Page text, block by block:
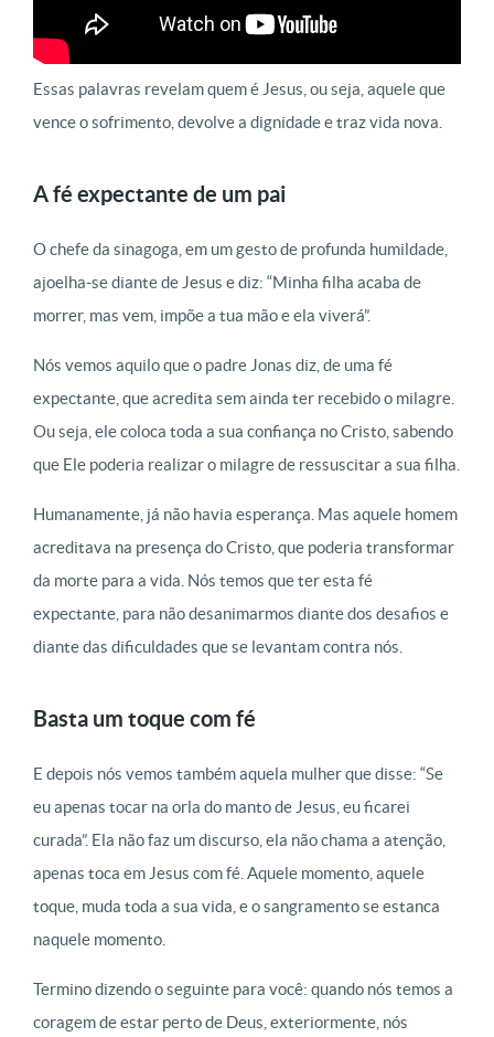
Essas palavras revelam quem é Jesus, ou seja, aquele que
vence o sofrimento, devolve a dignidade e traz vida nova.
A fé expectante de um pai
O chefe da sinagoga, em um gesto de profunda humildade,
ajoelha-se diante de Jesus e diz: “Minha filha acaba de
morrer, mas vem, impõe a tua mão e ela viverá”.
Nós vemos aquilo que o padre Jonas diz, de uma fé
expectante, que acredita sem ainda ter recebido o milagre.
Ou seja, ele coloca toda a sua confiança no Cristo, sabendo
que Ele poderia realizar o milagre de ressuscitar a sua filha.
Humanamente, já não havia esperança. Mas aquele homem
acreditava na presença do Cristo, que poderia transformar
da morte para a vida. Nós temos que ter esta fé
expectante, para não desanimarmos diante dos desafios e
diante das dificuldades que se levantam contra nós.
Basta um toque com fé
E depois nós vemos também aquela mulher que disse: “Se
eu apenas tocar na orla do manto de Jesus, eu ficarei
curada”. Ela não faz um discurso, ela não chama a atenção,
apenas toca em Jesus com fé. Aquele momento, aquele
toque, muda toda a sua vida, e o sangramento se estanca
naquele momento.
Termino dizendo o seguinte para você: quando nós temos a
coragem de estar perto de Deus, exteriormente, nós